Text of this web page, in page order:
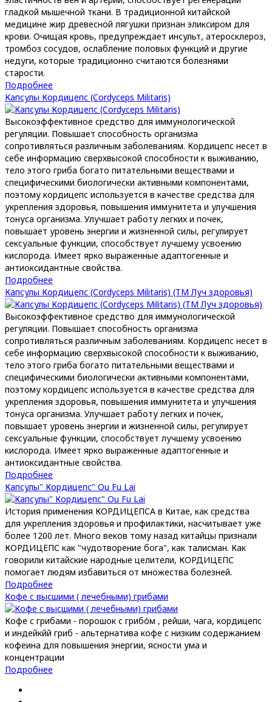
гладкой мышечной ткани. В традиционной китайской
медицине жир древесной лягушки признан эликсиром для
крови. Очищая кровь, предупреждает инсульт, атеросклероз,
тромбоз сосудов, ослабление половых функций и другие
недуги, которые традиционно считаются болезнями
старости.
Подробнее
Капсулы Кордицепс (Cordyceps Militaris)
Высокоэффективное средство для иммунологической
регуляции. Повышает способность организма
сопротивляться различным заболеваниям. Кордицепс несет в
себе информацию сверхвысокой способности к выживанию,
тело этого гриба богато питательными веществами и
специфическими биологически активными компонентами,
поэтому кордицепс используется в качестве средства для
укрепления здоровья, повышения иммунитета и улучшения
тонуса организма. Улучшает работу легких и почек,
повышает уровень энергии и жизненной силы, регулирует
сексуальные функции, способствует лучшему усвоению
кислорода. Имеет ярко выраженные адаптогенные и
антиоксидантные свойства.
Подробнее
Капсулы Кордицепс (Cordyceps Militaris) (ТМ Луч здоровья)
Высокоэффективное средство для иммунологической
регуляции. Повышает способность организма
сопротивляться различным заболеваниям. Кордицепс несет в
себе информацию сверхвысокой способности к выживанию,
тело этого гриба богато питательными веществами и
специфическими биологически активными компонентами,
поэтому кордицепс используется в качестве средства для
укрепления здоровья, повышения иммунитета и улучшения
тонуса организма. Улучшает работу легких и почек,
повышает уровень энергии и жизненной силы, регулирует
сексуальные функции, способствует лучшему усвоению
кислорода. Имеет ярко выраженные адаптогенные и
антиоксидантные свойства.
Подробнее
Капсулы" Кордицепс" Ou Fu Lai
История применения КОРДИЦЕПСА в Китае, как средства
для укрепления здоровья и профилактики, насчитывает уже
более 1200 лет. Много веков тому назад китайцы признали
КОРДИЦЕПС как "чудотворение бога", как талисман. Как
говорили китайские народные целители, КОРДИЦЕПС
помогает людям избавиться от множества болезней.
Подробнее
Кофе с высшими ( лечебными) грибами
Кофе с грибами - порошок с грибо́м , рейши, чага, кордицепс
и индейкйй гриб - альтернатива кофе с низким содержанием
кофеина для повышения энергии, ясности ума и
концентрации
Подробнее